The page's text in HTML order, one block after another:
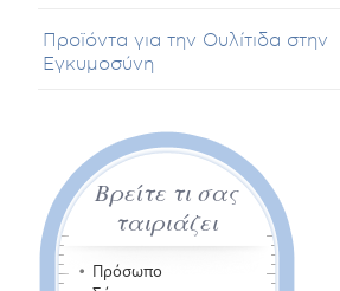
Προϊόντα για την Ουλίτιδα στην
Εγκυμοσύνη
Βρείτε τι σας
ταιριάζει
Πρόσωπο